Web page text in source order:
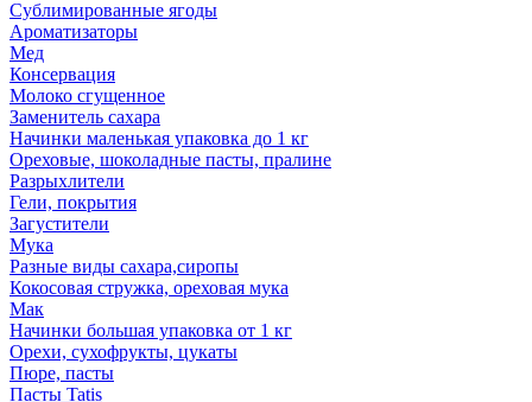
Сублимированные ягоды
Ароматизаторы
Мед
Консервация
Молоко сгущенное
Заменитель сахара
Начинки маленькая упаковка до 1 кг
Ореховые, шоколадные пасты, пралине
Разрыхлители
Гели, покрытия
Загустители
Мука
Разные виды сахара,сиропы
Кокосовая стружка, ореховая мука
Мак
Начинки большая упаковка от 1 кг
Орехи, сухофрукты, цукаты
Пюре, пасты
Пасты Tatis